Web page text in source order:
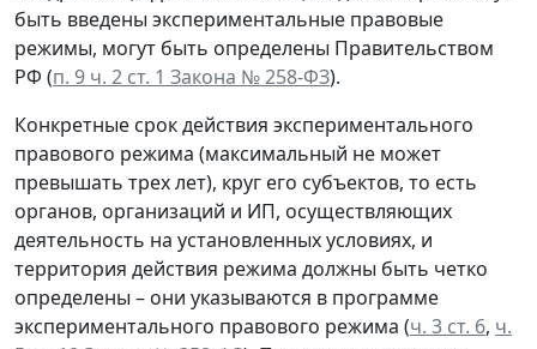
быть введены экспериментальные правовые
режимы, могут быть определены Правительством
РФ (п. 9 ч. 2 ст. 1 Закона № 258-ФЗ).
Конкретные срок действия экспериментального
правового режима (максимальный не может
превышать трех лет), круг его субъектов, то есть
органов, организаций и ИП, осуществляющих
деятельность на установленных условиях, и
территория действия режима должны быть четко
определены – они указываются в программе
экспериментального правового режима (ч. 3 ст. 6, ч.